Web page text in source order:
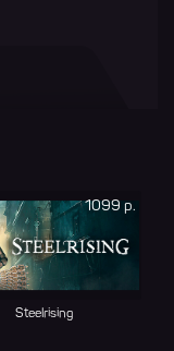
1099 р.
Steelrising